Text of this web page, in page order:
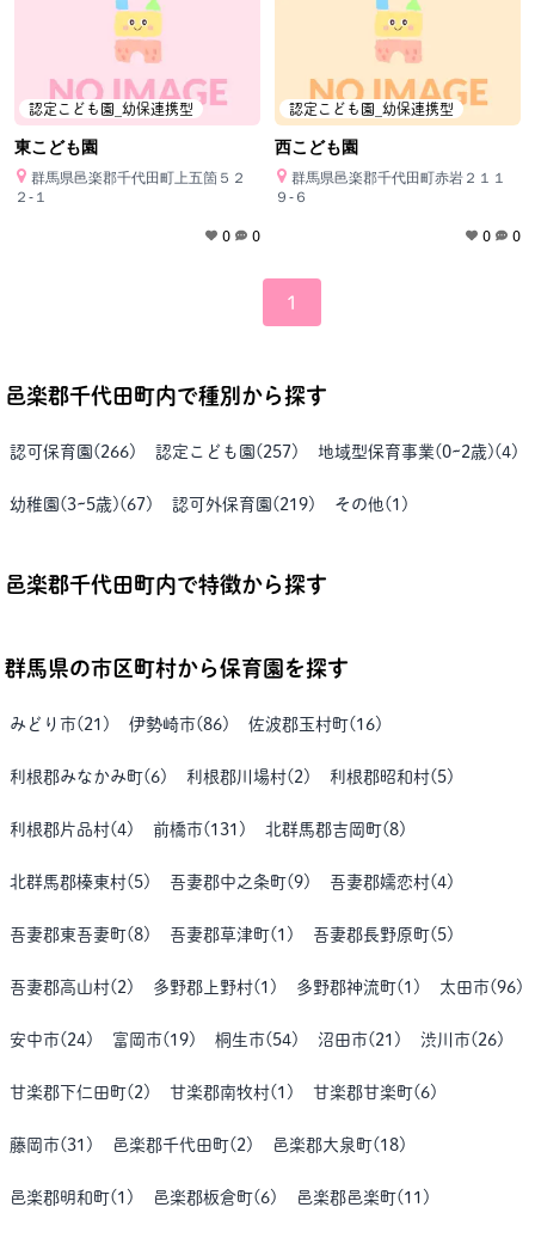
認定こども園_幼保連携型
東こども園
群馬県邑楽郡千代田町上五箇５２
２‐１
0 0
認定こども園_幼保連携型
西こども園
群馬県邑楽郡千代田町赤岩２１１
９‐６
0 0
1
邑楽郡千代田町内で種別から探す
認可保育園 ( 266) 認定こども園 ( 257 ) 地域型保育事業(0~2歳)(4)
幼稚園(3~5歳)( 67 ) 認可外保育園 ( 219) その他( 1 )
邑楽郡千代田町内で特徴から探す
群馬県の市区町村から保育園を探す
みどり市( 21 ) 伊勢崎市(86) 佐波郡玉村町( 16)
利根郡みなかみ町( 6) 利根郡川場村( 2 ) 利根郡昭和村( 5)
利根郡片品村(4) 前橋市( 131 ) 北群馬郡吉岡町(8)
北群馬郡榛東村( 5) 吾妻郡中之条町(9) 吾妻郡嬬恋村(4)
吾妻郡東吾妻町(8) 吾妻郡草津町( 1 ) 吾妻郡長野原町( 5)
吾妻郡高山村( 2 ) 多野郡上野村( 1 ) 多野郡神流町( 1 ) 太田市(96)
安中市( 24) 富岡市( 19) 桐生市( 54) 沼田市( 21 ) 渋川市( 26)
甘楽郡下仁田町( 2 ) 甘楽郡南牧村( 1 ) 甘楽郡甘楽町( 6)
藤岡市(31 ) 邑楽郡千代田町( 2 ) 邑楽郡大泉町( 18)
邑楽郡明和町( 1 ) 邑楽郡板倉町( 6) 邑楽郡邑楽町( 11 )